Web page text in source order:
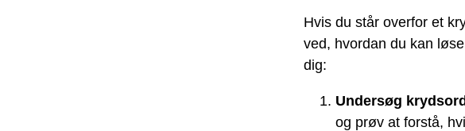
Hvis du står overfor et
ved, hvordan du kan
dig:
Undersøg
og prøv at forstå,